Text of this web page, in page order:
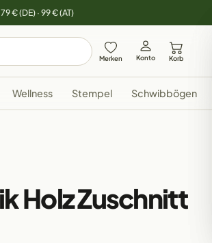
€ (DE) · 99 € (AT)
Merken Konto Korb
Wellness Stempel Schwibbögen
Holz Zuschnitt